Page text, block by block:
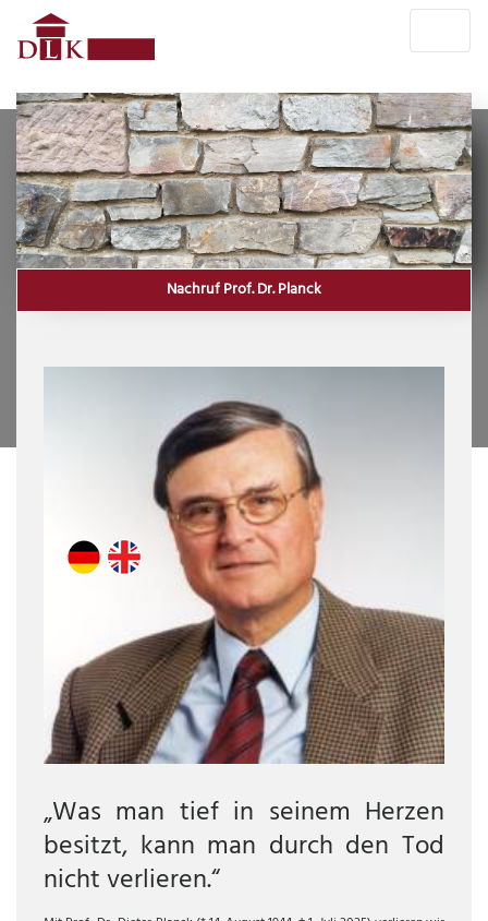
Nachruf Prof. Dr. Planck
„Was man tief in seinem Herzen
besitzt, kann man durch den Tod
nicht verlieren.“